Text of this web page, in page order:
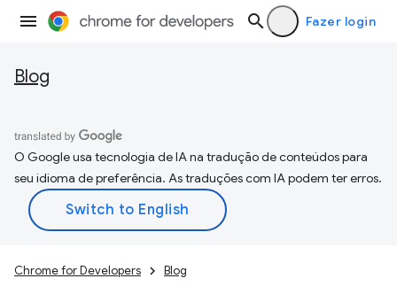
Fazer login
Blog
O Google usa tecnologia de IA na tradução de conteúdos para
seu idioma de preferência. As traduções com IA podem ter erros.
Chrome for Developers Blog